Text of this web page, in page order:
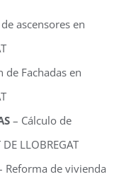
ascensores en
de Fachadas en
– Cálculo de
LLOBREGAT
Reforma de vivienda